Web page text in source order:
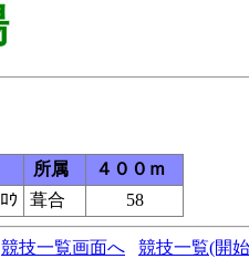
所属
４００ｍ
ｳ 葺合 58
競技一覧画面へ 競技一覧(開